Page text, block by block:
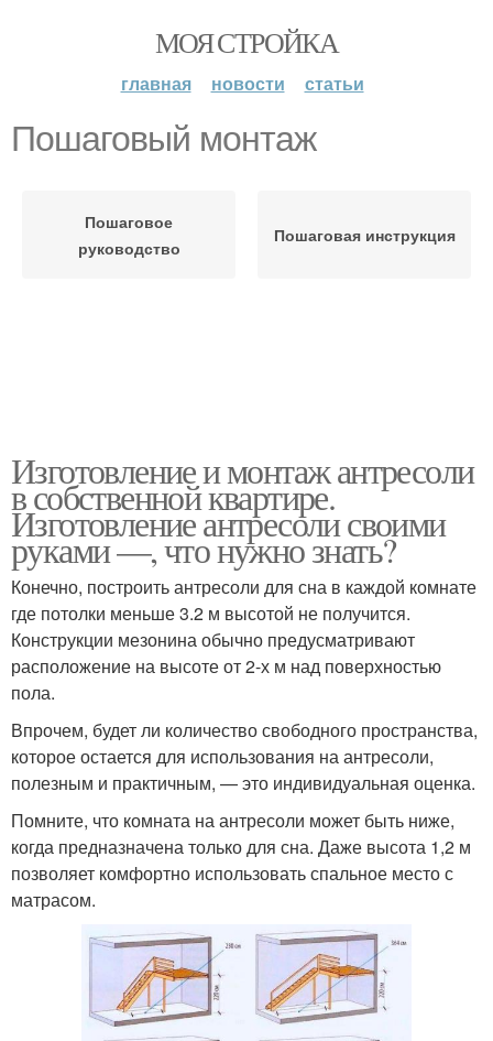
МОЯ СТРОЙКА
главная новости статьи
Пошаговый монтаж
Пошаговое
руководство
Пошаговая инструкция
Изготовление и монтаж антресоли
в собственной квартире.
Изготовление антресоли своими
руками —, что нужно знать?
Конечно, построить антресоли для сна в каждой комнате
где потолки меньше 3.2 м высотой не получится.
Конструкции мезонина обычно предусматривают
расположение на высоте от 2-х м над поверхностью
пола.
Впрочем, будет ли количество свободного пространства,
которое остается для использования на антресоли,
полезным и практичным, — это индивидуальная оценка.
Помните, что комната на антресоли может быть ниже,
когда предназначена только для сна. Даже высота 1,2 м
позволяет комфортно использовать спальное место с
матрасом.